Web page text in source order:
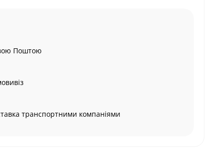
Поштою
транспортними компаніями